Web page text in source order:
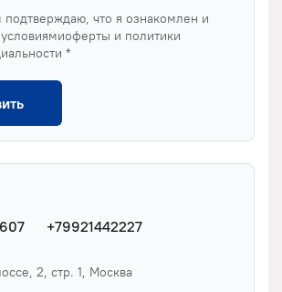
что я ознакомлен и
условиямиоферты и политики
*
+79921442227
2, стр. 1, Москва